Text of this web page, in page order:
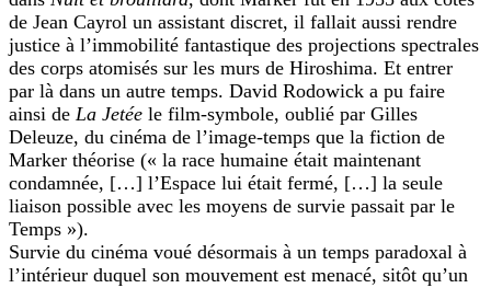
de Jean Cayrol un assistant discret, il fallait aussi rendre
justice à l’immobilité fantastique des projections spectrales
des corps atomisés sur les murs de Hiroshima. Et entrer
par là dans un autre temps. David Rodowick a pu faire
ainsi de La Jetée le film-symbole, oublié par Gilles
Deleuze, du cinéma de l’image-temps que la fiction de
Marker théorise (« la race humaine était maintenant
condamnée, […] l’Espace lui était fermé, […] la seule
liaison possible avec les moyens de survie passait par le
Temps »).
Survie du cinéma voué désormais à un temps paradoxal à
l’intérieur duquel son mouvement est menacé, sitôt qu’un